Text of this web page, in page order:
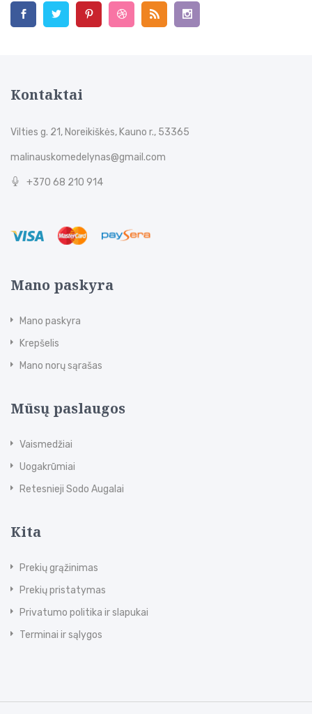
Kontaktai
Vilties g. 21, Noreikiškės, Kauno r., 53365
malinauskomedelynas@gmail.com
+370 68 210 914
Mano paskyra
Mano paskyra
Krepšelis
Mano norų sąrašas
Mūsų paslaugos
Vaismedžiai
Uogakrūmiai
Retesnieji Sodo Augalai
Kita
Prekių grąžinimas
Prekių pristatymas
Privatumo politika ir slapukai
Terminai ir sąlygos